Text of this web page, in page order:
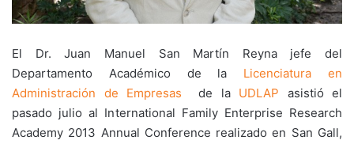
El Dr. Juan Manuel San Martín Reyna jefe del
Departamento Académico de la Licenciatura en
Administración de Empresas de la UDLAP asistió el
pasado julio al International Family Enterprise Research
Academy 2013 Annual Conference realizado en San Gall,